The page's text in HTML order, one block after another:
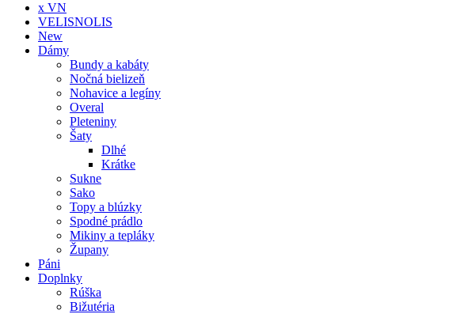
x VN
VELISNOLIS
New
Dámy
Bundy a kabáty
Nočná bielizeň
Nohavice a legíny
Overal
Pleteniny
Šaty
Dlhé
Krátke
Sukne
Sako
Topy a blúzky
Spodné prádlo
Mikiny a tepláky
Župany
Páni
Doplnky
Rúška
Bižutéria